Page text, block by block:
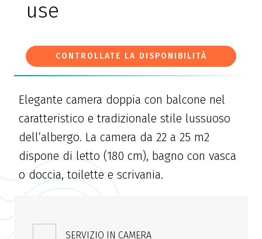
use
CONTROLLATE LA DISPONIBILITÀ
Elegante camera doppia con balcone nel
caratteristico e tradizionale stile lussuoso
dell’albergo. La camera da 22 a 25 m2
dispone di letto (180 cm), bagno con vasca
o doccia, toilette e scrivania.
SERVIZIO IN CAMERA